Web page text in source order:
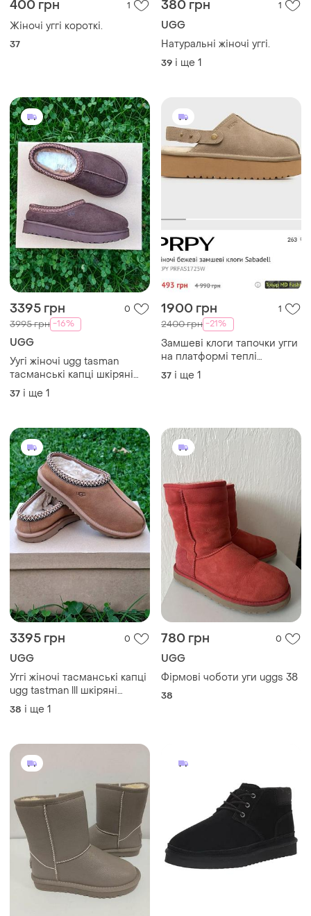
UGG
Уугі жіночі ugg tasman
тасманські капці шкіряні
Замшеві клоги тапочки угги
на платформі теплі
37 і ще 1
3395 грн 0
UGG
Уггі жіночі тасманські капці
ugg tastman lll шкіряні
низькі коричневі рижі 38-
38,5 розмір
38 і ще 1
780 грн 0
UGG
Фірмові чоботи уги uggs 38
38
1990 грн 1
Уггі шкіряні натуральні
жіночі зимові бежеві теплі
блискавкою
36 і ще 1
2500 грн 0
UGG
Зимові koolaburra by ugg
жіночі розмір 38
38
Завантажуйте додаток
Як це працює?
Україна, 02121, місто Київ, Харківське шосе, будинок
201-203, літера 4Г